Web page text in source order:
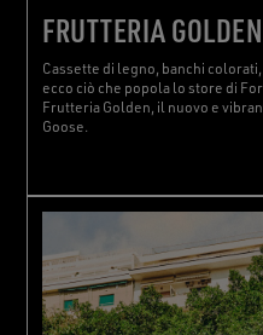
FRUTTERIA GOLDEN
Cassette di legno, banchi
ecco ciò che popola lo store di
Frutteria Golden, il nuovo e
Goose.